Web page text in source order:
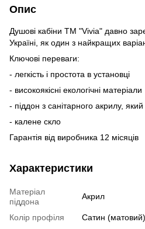
Опис
Душові кабіни ТМ "Vivia" давно
Україні, як один з найкращих
Ключові переваги:
- легкість і простота в установці
- високоякісні екологічні матеріали
- піддон з санітарного акрилу,
- калене скло
Гарантія від виробника 12 місяців
Характеристики
Матеріал
піддона
Акрил
Колір профіля
Сатин (матовий)